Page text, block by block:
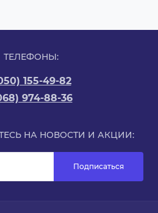
ТЕЛЕФОНЫ:
155-49-82
974-88-36
НА НОВОСТИ И АКЦИИ:
Подписаться